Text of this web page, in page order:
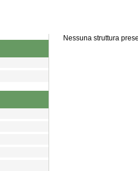
Nessuna struttura